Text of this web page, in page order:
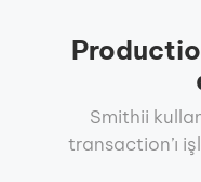
Smithii
transaction’ı